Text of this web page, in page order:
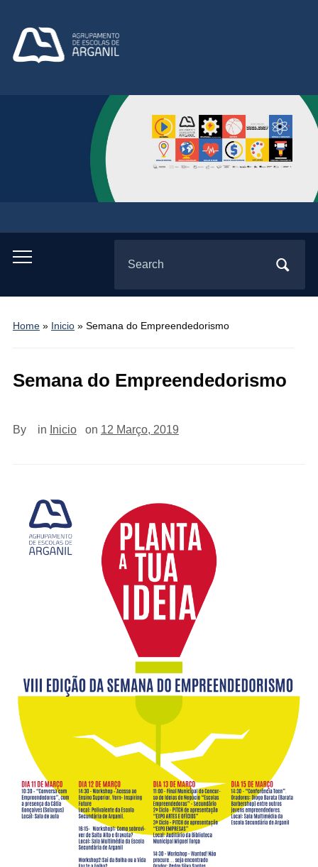
Toggle
menu
for:
Home» Inicio» Semana do Empreendedorismo
Semana do Empreendedorismo
By in Inicio on 12 Março, 2019